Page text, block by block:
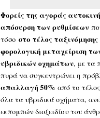
Φορείς της αγοράς
απόσυρση των ρυθμίσεων
τόσο στο τέλος
φορολογική μεταχείριση
υβριδικών οχημάτων, με τα
πυρά να συγκεντρώνει η
απαλλαγή 50% από το
όλα τα υβριδικά οχήματα,
εκπομπών διοξειδίου του